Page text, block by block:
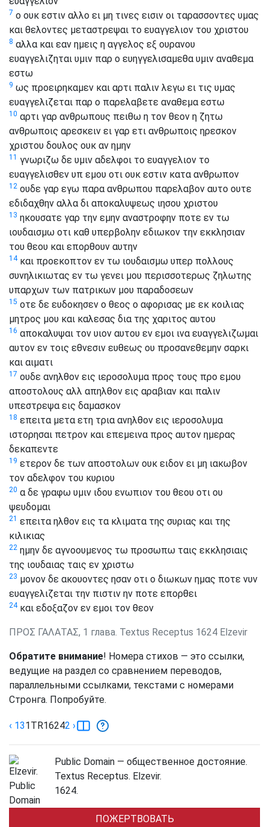
7 ο ουκ εστιν αλλο ει μη τινες εισιν οι ταρασσοντες υμας
και θελοντες μεταστρεψαι το ευαγγελιον του χριστου
8 αλλα και εαν ημεις η αγγελος εξ ουρανου
ευαγγελιζηται υμιν παρ ο ευηγγελισαμεθα υμιν αναθεμα
εστω
9 ως προειρηκαμεν και αρτι παλιν λεγω ει τις υμας
ευαγγελιζεται παρ ο παρελαβετε αναθεμα εστω
10 αρτι γαρ ανθρωπους πειθω η τον θεον η ζητω
ανθρωποις αρεσκειν ει γαρ ετι ανθρωποις ηρεσκον
χριστου δουλος ουκ αν ημην
11 γνωριζω δε υμιν αδελφοι το ευαγγελιον το
ευαγγελισθεν υπ εμου οτι ουκ εστιν κατα ανθρωπον
12 ουδε γαρ εγω παρα ανθρωπου παρελαβον αυτο ουτε
εδιδαχθην αλλα δι αποκαλυψεως ιησου χριστου
13 ηκουσατε γαρ την εμην αναστροφην ποτε εν τω
ιουδαισμω οτι καθ υπερβολην εδιωκον την εκκλησιαν
του θεου και επορθουν αυτην
14και προεκοπτον εν τω ιουδαισμω υπερ πολλους
συνηλικιωτας εν τω γενει μου περισσοτερως ζηλωτης
υπαρχων των πατρικων μου παραδοσεων
15 οτε δε ευδοκησεν ο θεος ο αφορισας με εκ κοιλιας
μητρος μου και καλεσας δια της χαριτος αυτου
16 αποκαλυψαι τον υιον αυτου εν εμοι ινα ευαγγελιζωμαι
αυτον εν τοις εθνεσιν ευθεως ου προσανεθεμην σαρκι
και αιματι
17 ουδε ανηλθον εις ιεροσολυμα προς τους προ εμου
αποστολους αλλ απηλθον εις αραβιαν και παλιν
υπεστρεψα εις δαμασκον
18 επειτα μετα ετη τρια ανηλθον εις ιεροσολυμα
ιστορησαι πετρον και επεμεινα προς αυτον ημερας
δεκαπεντε
19 ετερον δε των αποστολων ουκ ειδον ει μη ιακωβον
τον αδελφον του κυριου
20 α δε γραφω υμιν ιδου ενωπιον του θεου οτι ου
ψευδομαι
21 επειτα ηλθον εις τα κλιματα της συριας και της
κιλικιας
22 ημην δε αγνοουμενος τω προσωπω ταις εκκλησιαις
της ιουδαιας ταις εν χριστω
23 μονον δε ακουοντες ησαν οτι ο διωκων ημας ποτε νυν
ευαγγελιζεται την πιστιν ην ποτε επορθει
24και εδοξαζον εν εμοι τον θεον
ΠΡΟΣ ΓΑΛΑΤΑΣ, 1 глава. Textus Receptus 1624 Elzevir
Обратите внимание! Номера стихов — это ссылки,
ведущие на раздел со сравнением переводов,
параллельными ссылками, текстами с номерами
Стронга. Попробуйте.
‹ 131TR16242 ›
Public Domain — общественное достояние.
Textus Receptus. Elzevir.
1624.
ПОЖЕРТВОВАТЬ